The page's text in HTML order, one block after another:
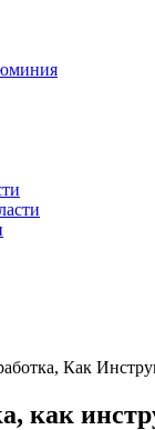
Как
как